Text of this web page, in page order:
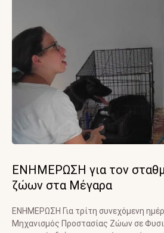
ΕΝΗΜΕΡΩΣΗ για τον
ζώων στα Μέγαρα
ΕΝΗΜΕΡΩΣΗ Για τρίτη συνεχόμενη
Μηχανισμός Προστασίας Ζώων σε